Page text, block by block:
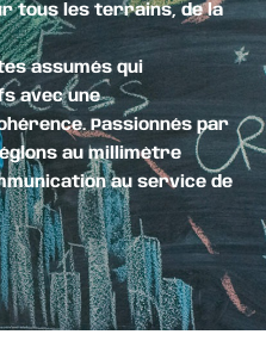
tous les terrains, de la
assumés qui
avec une
Passionnés par
au millimètre
au service de